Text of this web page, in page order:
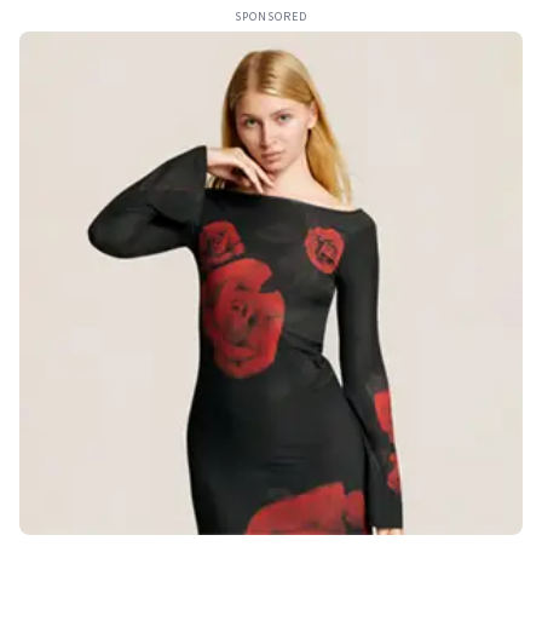
SPONSORED